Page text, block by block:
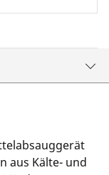
aus Kälte- und